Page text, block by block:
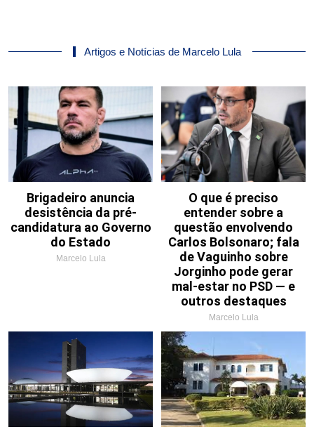
Artigos e Notícias de Marcelo Lula
Brigadeiro anuncia
desistência da pré-
candidatura ao Governo
do Estado
Marcelo Lula
O que é preciso
entender sobre a
questão envolvendo
Carlos Bolsonaro; fala
de Vaguinho sobre
Jorginho pode gerar
mal-estar no PSD — e
outros destaques
Marcelo Lula